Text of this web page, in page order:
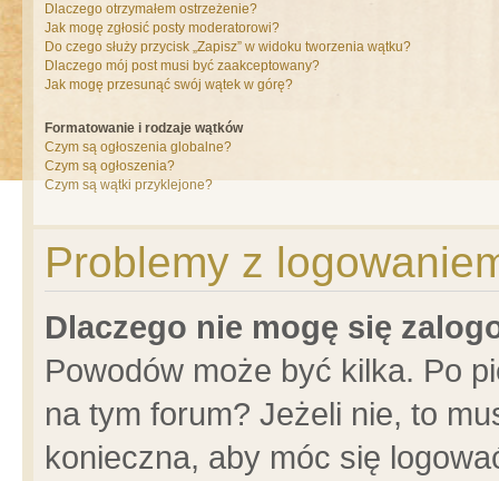
Dlaczego otrzymałem ostrzeżenie?
Jak mogę zgłosić posty moderatorowi?
Do czego służy przycisk „Zapisz” w widoku tworzenia wątku?
Dlaczego mój post musi być zaakceptowany?
Jak mogę przesunąć swój wątek w górę?
Formatowanie i rodzaje wątków
Czym są ogłoszenia globalne?
Czym są ogłoszenia?
Czym są wątki przyklejone?
Problemy z
Dlaczego nie mogę się
Powodów może być kilka. Po
na tym forum? Jeżeli nie, to
konieczna, aby móc się